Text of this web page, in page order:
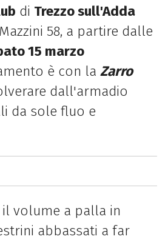
di Trezzo sull'Adda
58, a partire dalle
15 marzo
è con la Zarro
dall'armadio
da sole fluo e
il volume a palla in
abbassati a far